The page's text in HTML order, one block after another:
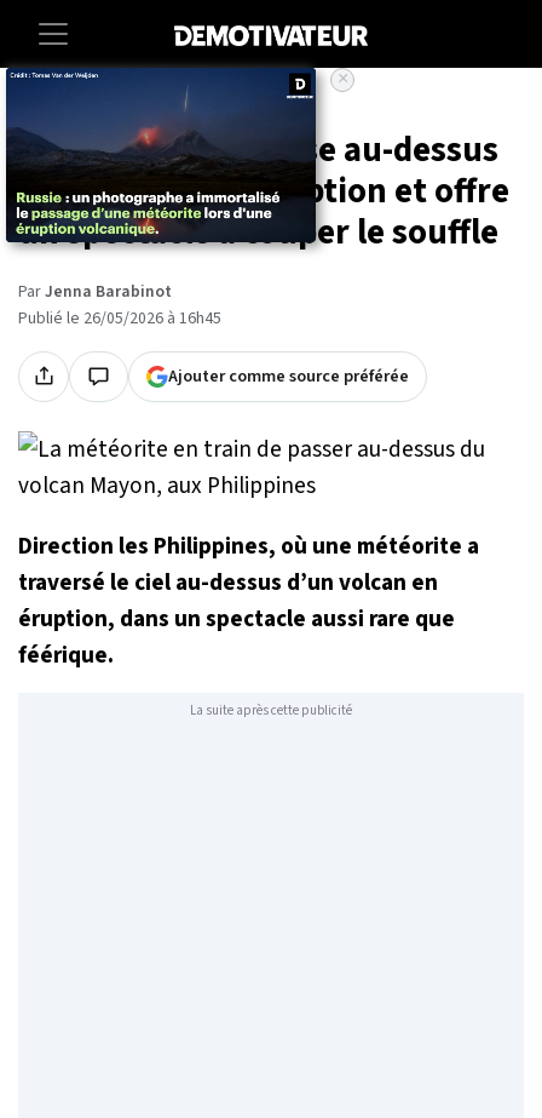
Une météorite passe au-dessus
d'un volcan en éruption et offre
un spectacle à couper le souffle
ParJenna Barabinot
Publié le 26/05/2026 à 16h45
Ajouter comme source préférée
Direction les Philippines, où une météorite a
traversé le ciel au-dessus d’un volcan en
éruption, dans un spectacle aussi rare que
féérique.
La suite après cette publicité
×